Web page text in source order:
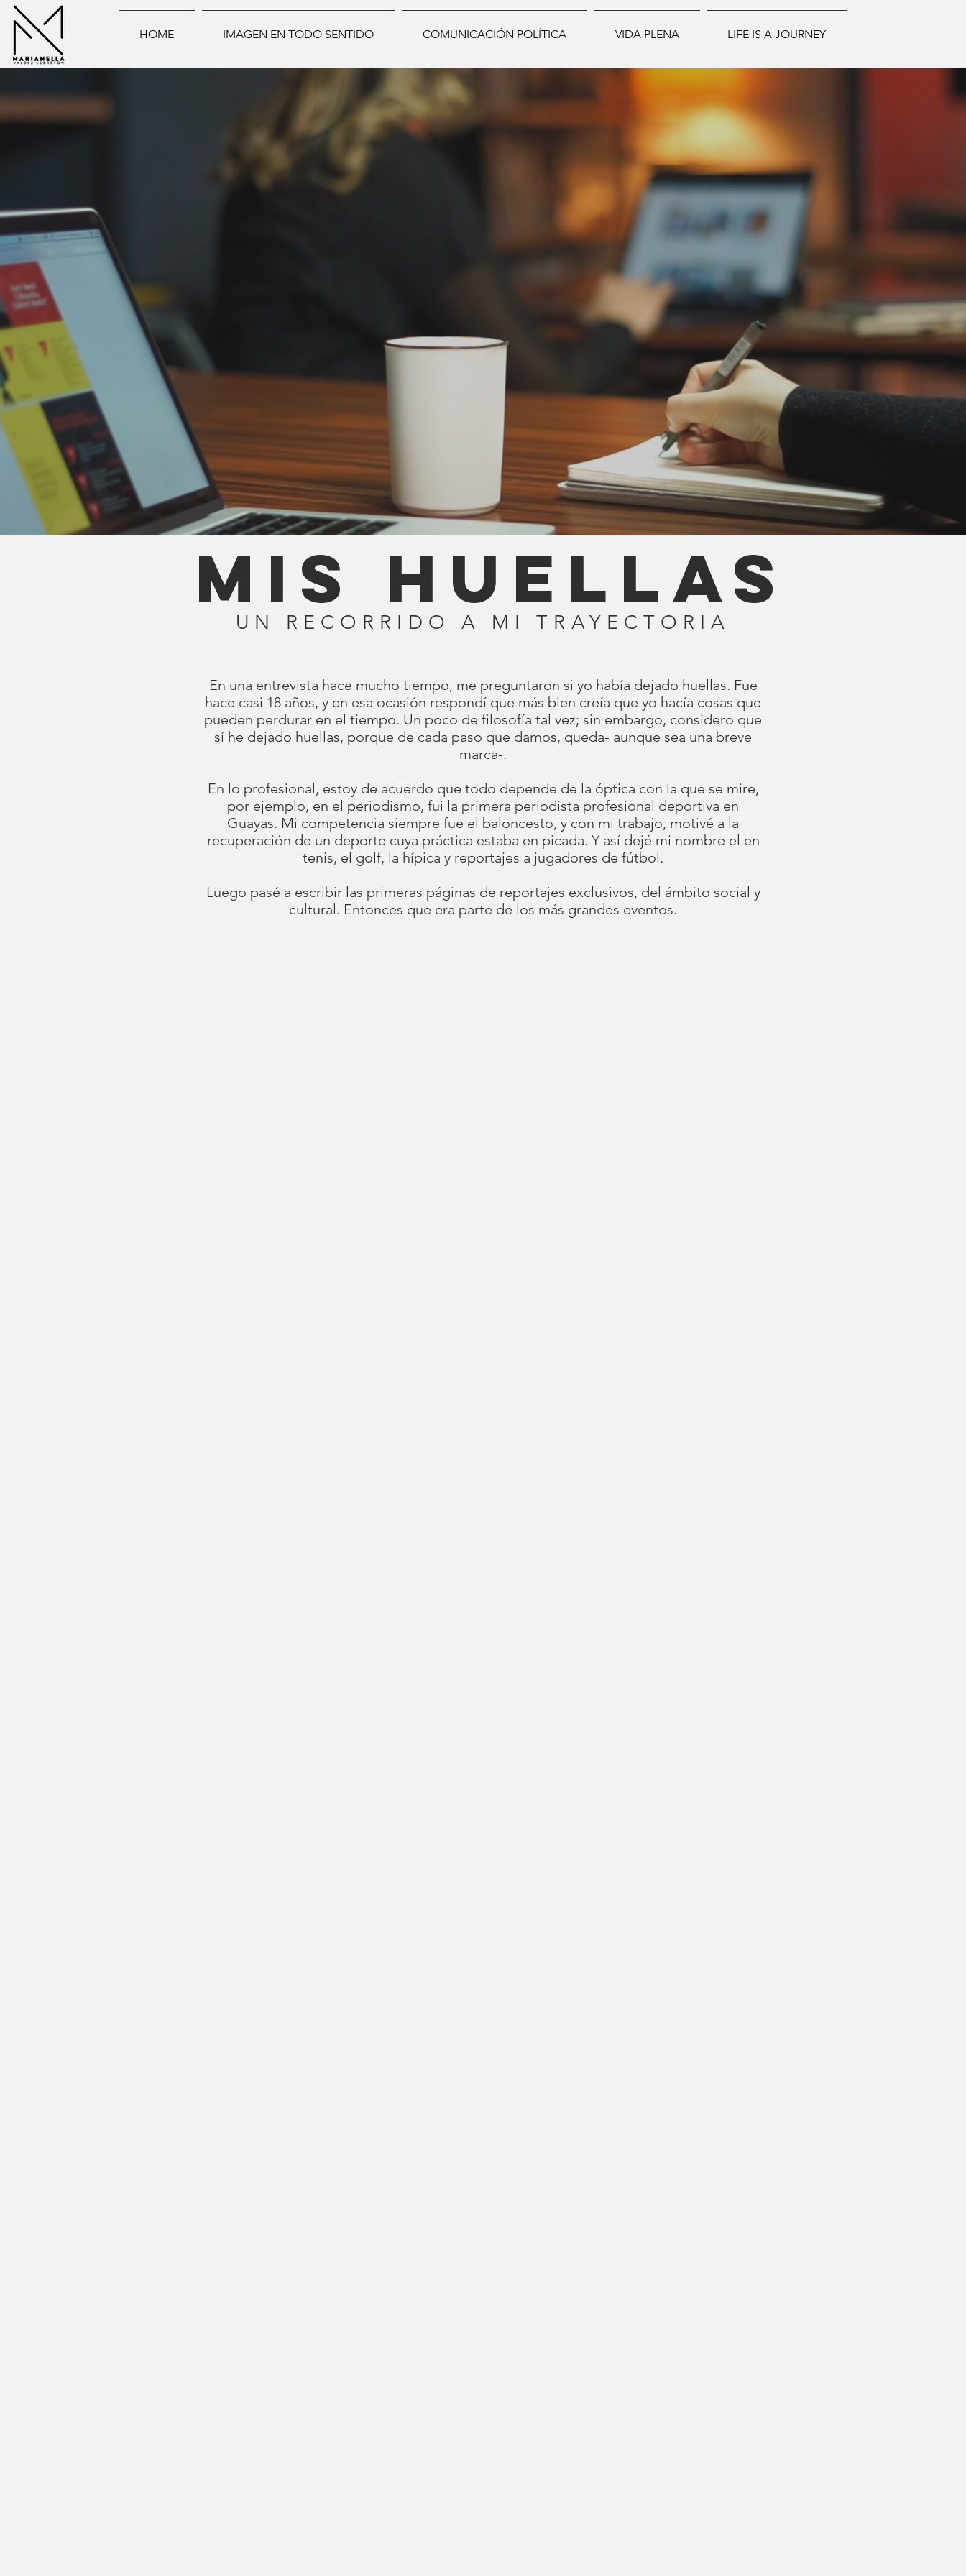
HOME IMAGEN EN TODO SENTIDO COMUNICACIÓN POLÍTICA VIDA PLENA LIFE IS A JOURNEY
mis huellas
UN RECORRIDO A MI TRAYECTORIA
En una entrevista hace mucho tiempo, me preguntaron si yo había dejado huellas. Fue
hace casi 18 años, y en esa ocasión respondí que más bien creía que yo hacía cosas que
pueden perdurar en el tiempo. Un poco de filosofía tal vez; sin embargo, considero que
sí he dejado huellas, porque de cada paso que damos, queda- aunque sea una breve
marca-.
En lo profesional, estoy de acuerdo que todo depende de la óptica con la que se mire,
por ejemplo, en el periodismo, fui la primera periodista profesional deportiva en
Guayas. Mi competencia siempre fue el baloncesto, y con mi trabajo, motivé a la
recuperación de un deporte cuya práctica estaba en picada. Y así dejé mi nombre el en
tenis, el golf, la hípica y reportajes a jugadores de fútbol.
Luego pasé a escribir las primeras páginas de reportajes exclusivos, del ámbito social y
cultural. Entonces que era parte de los más grandes eventos.